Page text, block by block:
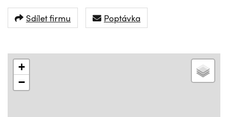
Sdílet firmu Poptávka
+
−